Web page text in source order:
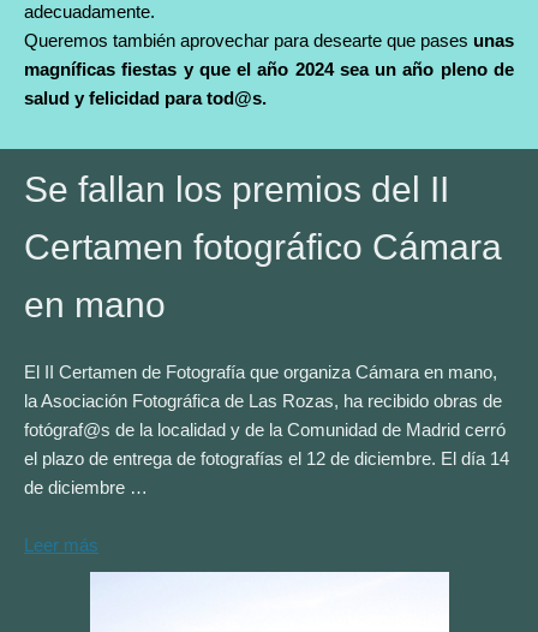
adecuadamente.
Queremos también aprovechar para desearte que pases unas
magníficas fiestas y que el año 2024 sea un año pleno de
salud y felicidad para tod@s.
Se fallan los premios del II
Certamen fotográfico Cámara
en mano
El II Certamen de Fotografía que organiza Cámara en mano,
la Asociación Fotográfica de Las Rozas, ha recibido obras de
fotógraf@s de la localidad y de la Comunidad de Madrid cerró
el plazo de entrega de fotografías el 12 de diciembre. El día 14
de diciembre …
Leer más